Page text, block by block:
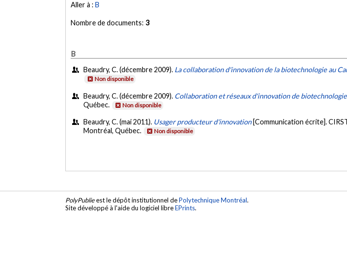
Aller à :B
Nombre de documents: 3
B
Beaudry, C. (décembre 2009). La collaboration d'innovation de la biotechnologie au
Non disponible
Beaudry, C. (décembre 2009). Collaboration et réseaux d'innovation de
Québec.
Non disponible
Beaudry, C. (mai 2011). Usager producteur d'innovation [Communication écrite].
Montréal, Québec.
Non disponible
PolyPublieest le dépôt institutionnel dePolytechnique Montréal.
Site développé à l'aide du logiciel libreEPrints.